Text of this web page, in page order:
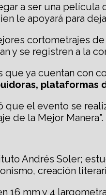
a ser una
le apoyará para
cortometrajes
y se registren a la
ya cuentan con
plataformas
el evento se
de la Mejor Manera”.
Andrés Soler;
creación
16 mm y 4